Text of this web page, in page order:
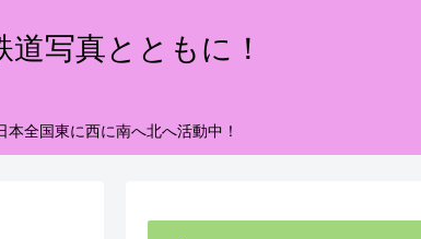
写真とともに！
全国東に西に南へ北へ活動中！